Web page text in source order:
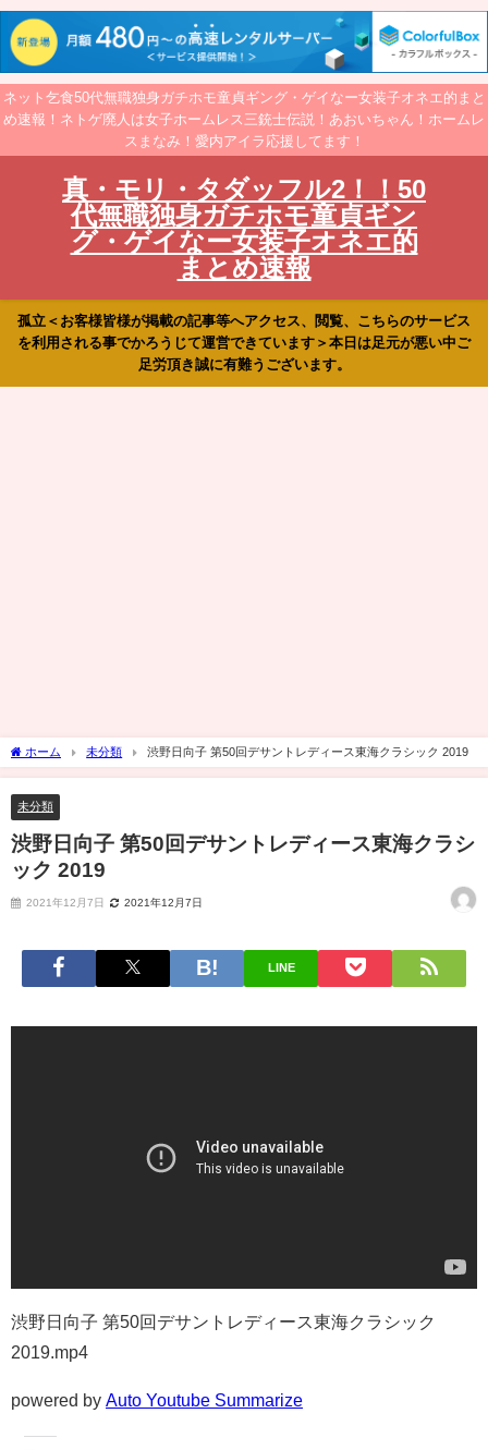
ネット乞食50代無職独身ガチホモ童貞ギング・ゲイなー女装子オネエ的まと
め速報！ネトゲ廃人は女子ホームレス三銃士伝説！あおいちゃん！ホームレ
スまなみ！愛内アイラ応援してます！
真・モリ・タダッフル2！！50
代無職独身ガチホモ童貞ギン
グ・ゲイなー女装子オネエ的
まとめ速報
孤立＜お客様皆様が掲載の記事等へアクセス、閲覧、こちらのサービス
を利用される事でかろうじて運営できています＞本日は足元が悪い中ご
足労頂き誠に有難うございます。
ホーム 未分類 渋野日向子 第50回デサントレディース東海クラシック 2019
未分類
渋野日向子 第50回デサントレディース東海クラシ
ック 2019
2021年12月7日 2021年12月7日
LINE
渋野日向子 第50回デサントレディース東海クラシック
2019.mp4
powered by Auto Youtube Summarize